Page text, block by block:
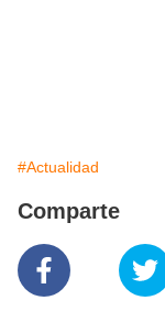
#Actualidad
Comparte